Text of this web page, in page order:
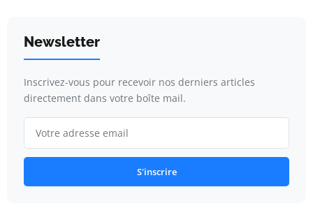
Newsletter
Inscrivez-vous pour recevoir nos derniers articles
directement dans votre boîte mail.
S'inscrire